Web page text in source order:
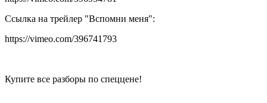
Ссылка на трейлер "Вспомни меня":
https://vimeo.com/396741793
Купите все разборы по спеццене!